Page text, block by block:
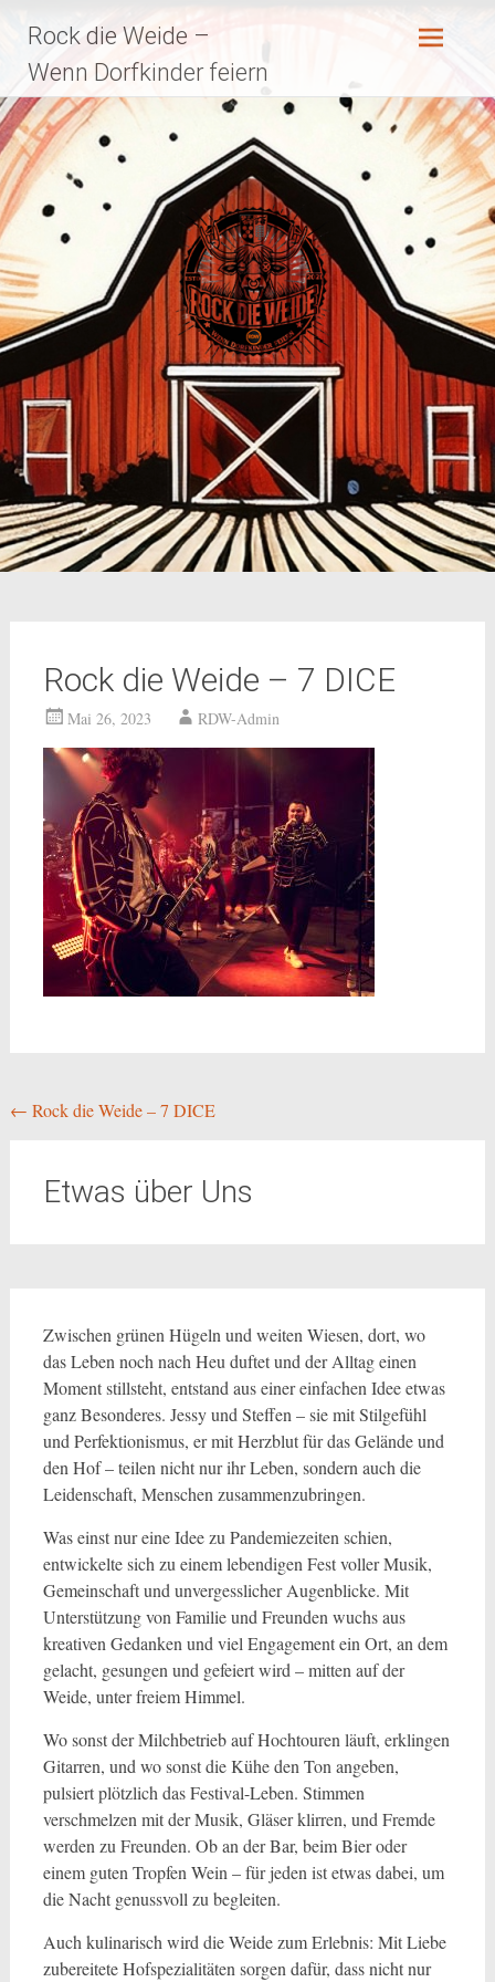
Inhalt
springen
Rock die Weide –
Wenn Dorfkinder feiern
Rock die Weide – 7 DICE
Mai 26, 2023 RDW-Admin
Beitragsnavigation
← Rock die Weide – 7 DICE
Etwas über Uns
Zwischen grünen Hügeln und weiten Wiesen, dort, wo
das Leben noch nach Heu duftet und der Alltag einen
Moment stillsteht, entstand aus einer einfachen Idee etwas
ganz Besonderes. Jessy und Steffen – sie mit Stilgefühl
und Perfektionismus, er mit Herzblut für das Gelände und
den Hof – teilen nicht nur ihr Leben, sondern auch die
Leidenschaft, Menschen zusammenzubringen.
Was einst nur eine Idee zu Pandemiezeiten schien,
entwickelte sich zu einem lebendigen Fest voller Musik,
Gemeinschaft und unvergesslicher Augenblicke. Mit
Unterstützung von Familie und Freunden wuchs aus
kreativen Gedanken und viel Engagement ein Ort, an dem
gelacht, gesungen und gefeiert wird – mitten auf der
Weide, unter freiem Himmel.
Wo sonst der Milchbetrieb auf Hochtouren läuft, erklingen
Gitarren, und wo sonst die Kühe den Ton angeben,
pulsiert plötzlich das Festival-Leben. Stimmen
verschmelzen mit der Musik, Gläser klirren, und Fremde
werden zu Freunden. Ob an der Bar, beim Bier oder
einem guten Tropfen Wein – für jeden ist etwas dabei, um
die Nacht genussvoll zu begleiten.
Auch kulinarisch wird die Weide zum Erlebnis: Mit Liebe
zubereitete Hofspezialitäten sorgen dafür, dass nicht nur